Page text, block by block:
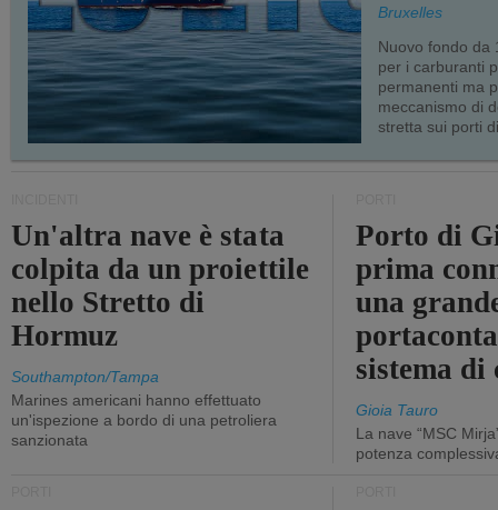
Bruxelles
Nuovo fondo da
per i carburanti
permanenti ma
meccanismo di
stretta sui porti
Un'altra nave è stata
colpita da un proiettile
nello Stretto di
Hormuz
Southampton/Tampa
Marines americani hanno effettuato
un'ispezione a bordo di una petroliera
sanzionata
Porto di
prima
una
sistema
Gioia Tauro
La nave “MSC
potenza